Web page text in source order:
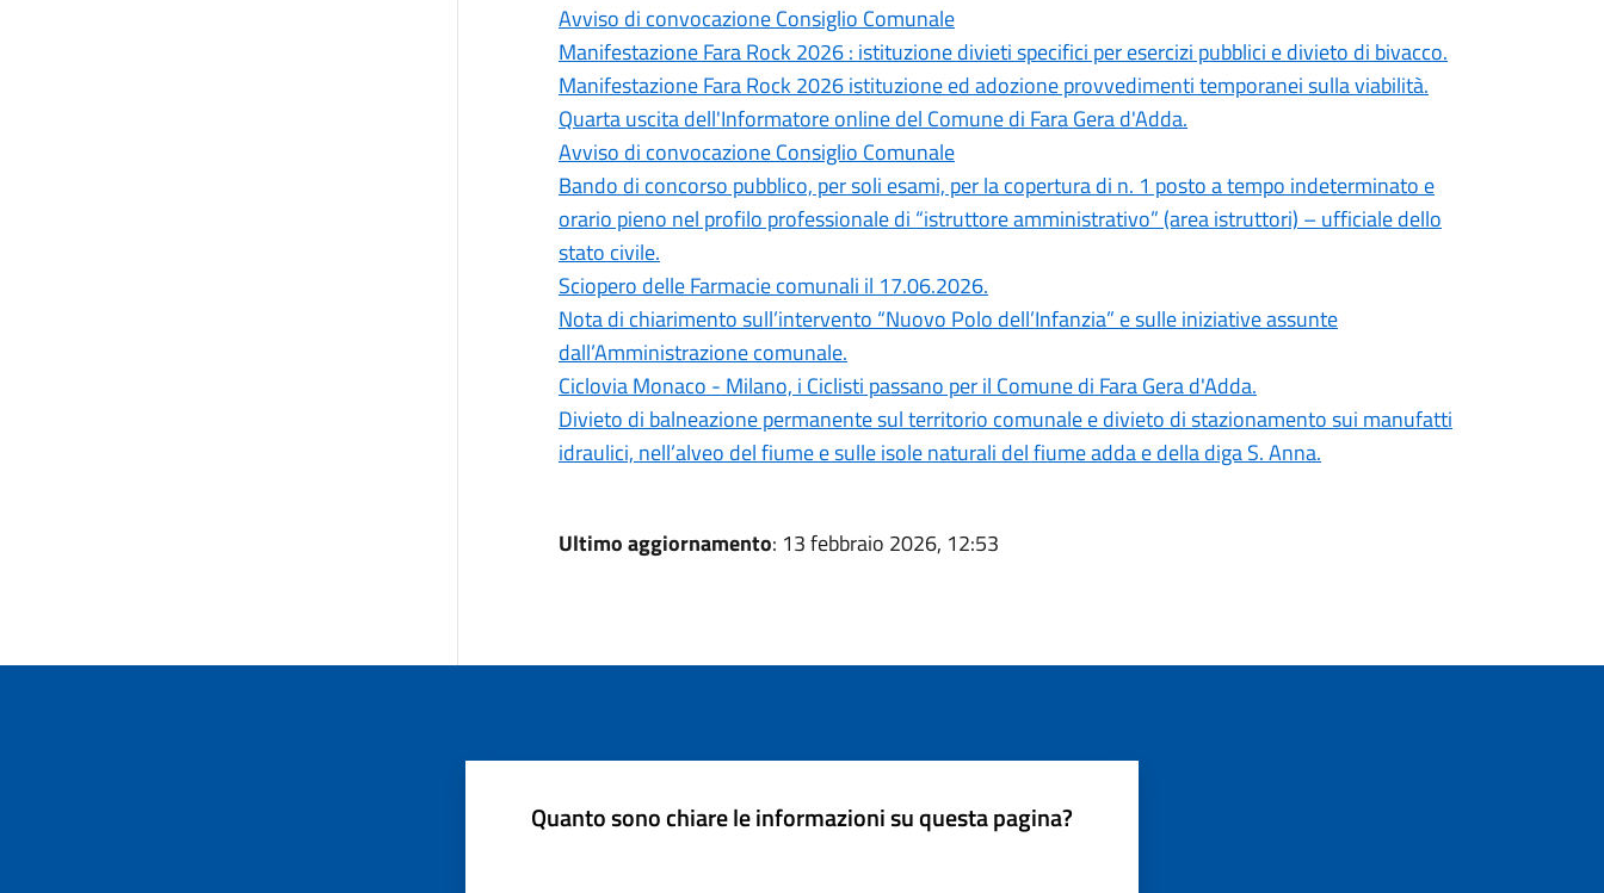
Avviso di convocazione Consiglio Comunale
Manifestazione Fara Rock 2026 : istituzione divieti specifici per esercizi pubblici e divieto di bivacco.
Manifestazione Fara Rock 2026 istituzione ed adozione provvedimenti temporanei sulla viabilità.
Quarta uscita dell'Informatore online del Comune di Fara Gera d'Adda.
Avviso di convocazione Consiglio Comunale
Bando di concorso pubblico, per soli esami, per la copertura di n. 1 posto a tempo indeterminato e
orario pieno nel profilo professionale di “istruttore amministrativo” (area istruttori) – ufficiale dello
stato civile.
Sciopero delle Farmacie comunali il 17.06.2026.
Nota di chiarimento sull’intervento “Nuovo Polo dell’Infanzia” e sulle iniziative assunte
dall’Amministrazione comunale.
Ciclovia Monaco - Milano, i Ciclisti passano per il Comune di Fara Gera d'Adda.
Divieto di balneazione permanente sul territorio comunale e divieto di stazionamento sui manufatti
idraulici, nell’alveo del fiume e sulle isole naturali del fiume adda e della diga S. Anna.
Ultimo aggiornamento: 13 febbraio 2026, 12:53
Quanto sono chiare le informazioni su questa pagina?